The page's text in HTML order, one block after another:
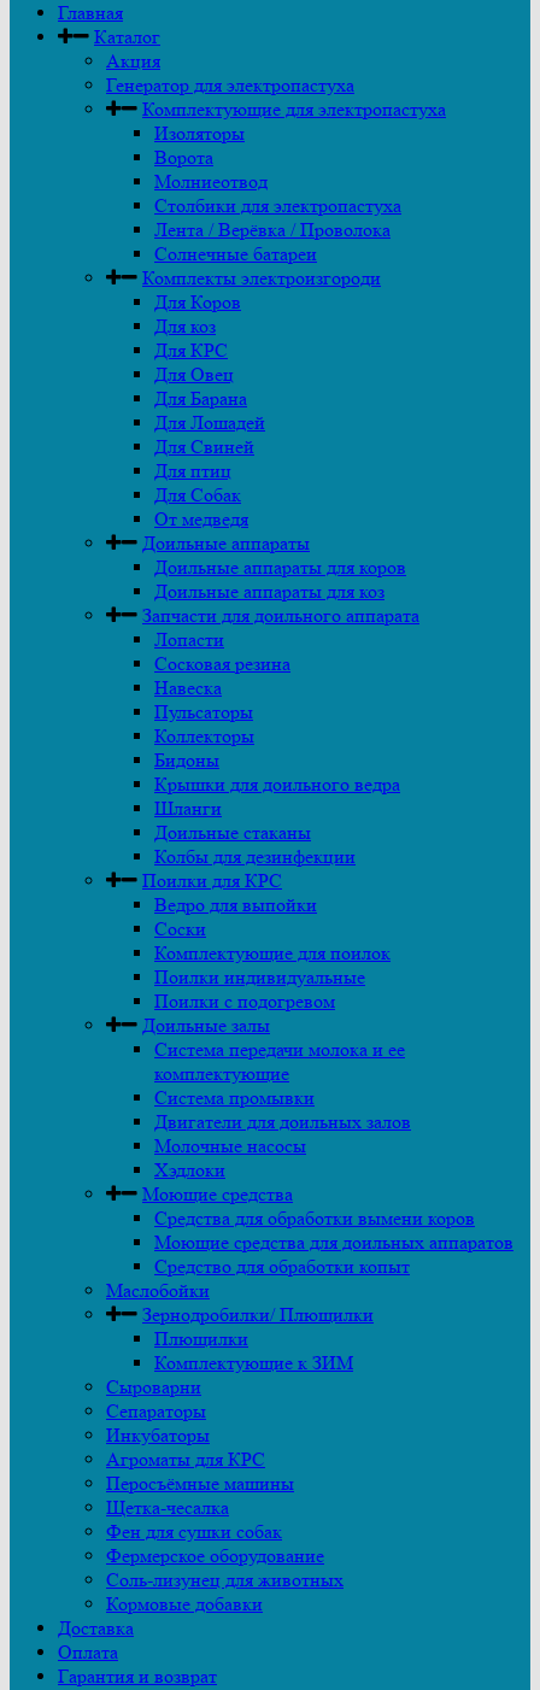
Главная
Каталог
Акция
Генератор для электропастуха
Комплектующие для электропастуха
Изоляторы
Ворота
Молниеотвод
Столбики для электропастуха
Лента / Верёвка / Проволока
Солнечные батареи
Комплекты электроизгороди
Для Коров
Для коз
Для КРС
Для Овец
Для Барана
Для Лошадей
Для Свиней
Для птиц
Для Собак
От медведя
Доильные аппараты
Доильные аппараты для коров
Доильные аппараты для коз
Запчасти для доильного аппарата
Лопасти
Сосковая резина
Навеска
Пульсаторы
Коллекторы
Бидоны
Крышки для доильного ведра
Шланги
Доильные стаканы
Колбы для дезинфекции
Поилки для КРС
Ведро для выпойки
Соски
Комплектующие для поилок
Поилки индивидуальные
Поилки с подогревом
Доильные залы
Система передачи молока и ее
комплектующие
Система промывки
Двигатели для доильных залов
Молочные насосы
Хэдлоки
Моющие средства
Средства для обработки вымени коров
Моющие средства для доильных аппаратов
Средство для обработки копыт
Маслобойки
Зернодробилки/ Плющилки
Плющилки
Комплектующие к ЗИМ
Сыроварни
Сепараторы
Инкубаторы
Агроматы для КРС
Перосъёмные машины
Щетка-чесалка
Фен для сушки собак
Фермерское оборудование
Соль-лизунец для животных
Кормовые добавки
Доставка
Оплата
Гарантия и возврат